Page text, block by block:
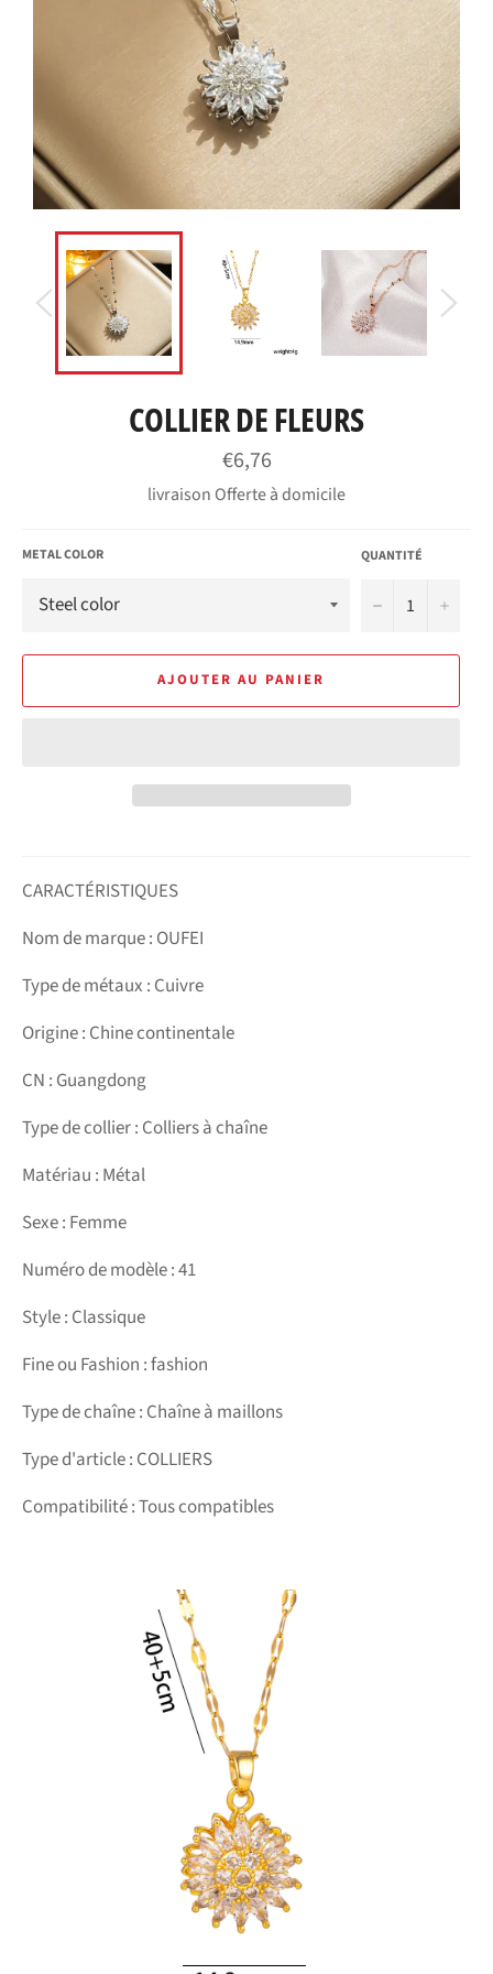
COLLIER DE FLEURS
Prix
régulier
€6,76
livraison Offerte à domicile
METAL COLOR QUANTITÉ
− +
AJOUTER AU PANIER
CARACTÉRISTIQUES
Nom de marque : OUFEI
Type de métaux : Cuivre
Origine : Chine continentale
CN : Guangdong
Type de collier : Colliers à chaîne
Matériau : Métal
Sexe : Femme
Numéro de modèle : 41
Style : Classique
Fine ou Fashion : fashion
Type de chaîne : Chaîne à maillons
Type d'article : COLLIERS
Compatibilité : Tous compatibles